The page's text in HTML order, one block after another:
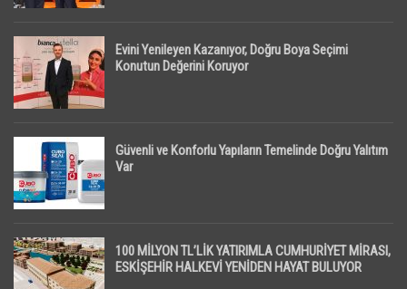
Evini Yenileyen Kazanıyor, Doğru Boya Seçimi
Konutun Değerini Koruyor
Güvenli ve Konforlu Yapıların Temelinde Doğru Yalıtım
Var
100 MİLYON TL’LİK YATIRIMLA CUMHURİYET MİRASI,
ESKİŞEHİR HALKEVİ YENİDEN HAYAT BULUYOR